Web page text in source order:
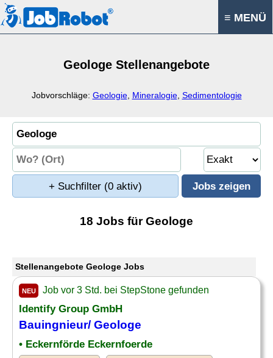
≡ MENÜ
Geologe Stellenangebote
Jobvorschläge: Geologie, Mineralogie, Sedimentologie
+ Suchfilter (0 aktiv)
18 Jobs für Geologe
Stellenangebote Geologe Jobs
NEU Job vor 3 Std. bei StepStone gefunden
Identify Group GmbH
Bauingnieur/ Geologe
• Eckernförde Eckernfoerde